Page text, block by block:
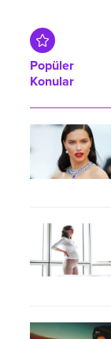
Popüler
Konular